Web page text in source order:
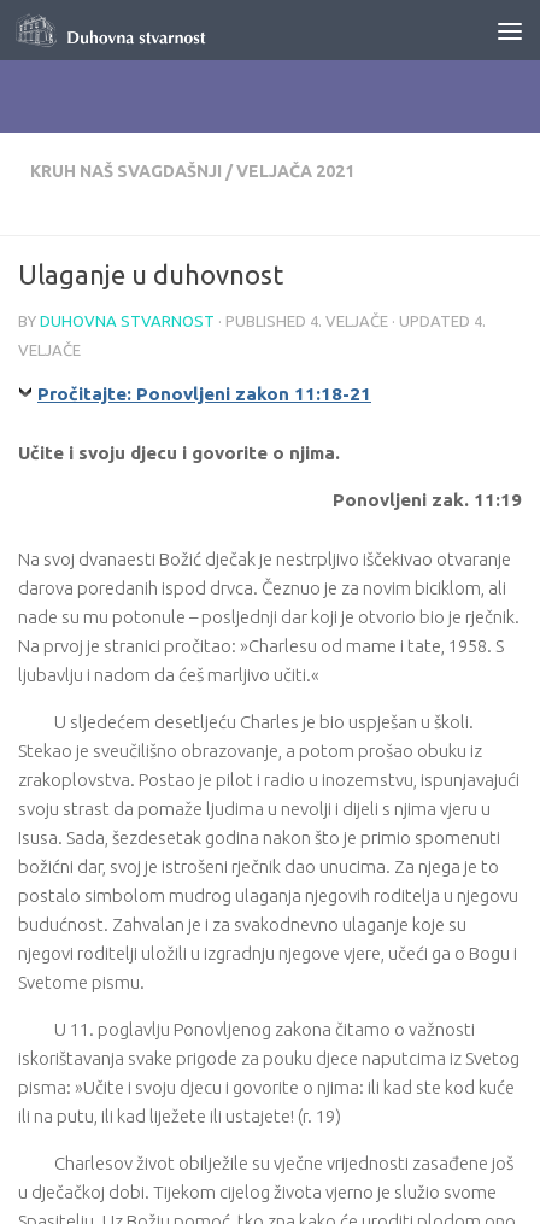
Skip to content
KRUH NAŠ SVAGDAŠNJI /VELJAČA 2021
Ulaganje u duhovnost
BY DUHOVNA STVARNOST · PUBLISHED 4. VELJAČE · UPDATED 4.
VELJAČE
Pročitajte: Ponovljeni zakon 11:18-21
Učite i svoju djecu i govorite o njima.
Ponovljeni zak. 11:19
Na svoj dvanaesti Božić dječak je nestrpljivo iščekivao otvaranje
darova poredanih ispod drvca. Čeznuo je za novim biciklom, ali
nade su mu potonule – posljednji dar koji je otvorio bio je rječnik.
Na prvoj je stranici pročitao: »Charlesu od mame i tate, 1958. S
ljubavlju i nadom da ćeš marljivo učiti.«
U sljedećem desetljeću Charles je bio uspješan u školi.
Stekao je sveučilišno obrazovanje, a potom prošao obuku iz
zrakoplovstva. Postao je pilot i radio u inozemstvu, ispunjavajući
svoju strast da pomaže ljudima u nevolji i dijeli s njima vjeru u
Isusa. Sada, šezdesetak godina nakon što je primio spomenuti
božićni dar, svoj je istrošeni rječnik dao unucima. Za njega je to
postalo simbolom mudrog ulaganja njegovih roditelja u njegovu
budućnost. Zahvalan je i za svakodnevno ulaganje koje su
njegovi roditelji uložili u izgradnju njegove vjere, učeći ga o Bogu i
Svetome pismu.
U 11. poglavlju Ponovljenog zakona čitamo o važnosti
iskorištavanja svake prigode za pouku djece naputcima iz Svetog
pisma: »Učite i svoju djecu i govorite o njima: ili kad ste kod kuće
ili na putu, ili kad liježete ili ustajete! (r. 19)
Charlesov život obilježile su vječne vrijednosti zasađene još
u dječačkoj dobi. Tijekom cijelog života vjerno je služio svome